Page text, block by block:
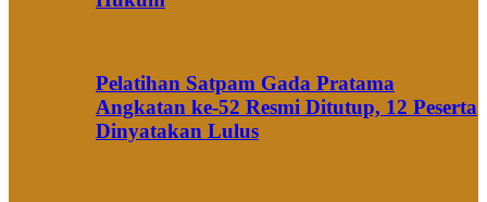
Pelatihan Satpam Gada Pratama
Angkatan ke-52 Resmi Ditutup, 12 Peserta
Dinyatakan Lulus